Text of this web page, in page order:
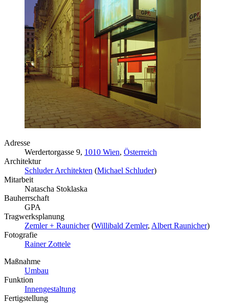
Adresse
Werdertorgasse 9, 1010 Wien, Österreich
Architektur
Schluder Architekten (Michael Schluder)
Mitarbeit
Natascha Stoklaska
Bauherrschaft
GPA
Tragwerksplanung
Zemler + Raunicher(Willibald Zemler, Albert Raunicher)
Fotografie
Rainer Zottele
Maßnahme
Umbau
Funktion
Innengestaltung
Fertigstellung